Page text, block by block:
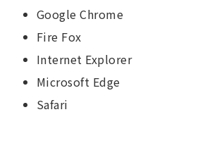
Google Chrome
Fire Fox
Internet Explorer
Microsoft Edge
Safari